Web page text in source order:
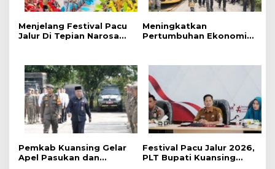
Menjelang Festival Pacu
Jalur Di Tepian Narosa
Sudah 59 Buah Jalur Yang
Mendaftar
Meningkatkan
Pertumbuhan Ekonomi
Pekerjaan Umum (PU)
Mengkaji Rancangan
Pembangunan Jalan Tol
Kuansing – Pekanbaru
Pemkab Kuansing Gelar
Apel Pasukan dan
Festival Pacu Jalur 2026,
PLT Bupati Kuansing